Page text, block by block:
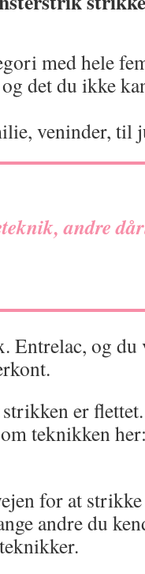
med hele
og det du ikke
veninder, til
andre
Entrelac, og du
er
teknikken
for at
andre du